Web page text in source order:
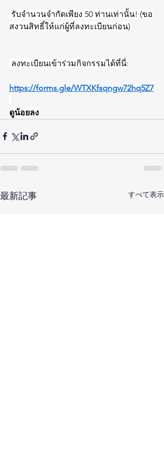
สงวนสิทธิ์ให้แก่ผู้ที่ลงทะเบียนก่อน)
ลงทะเบียนเข้าร่วมกิจกรรมได้ที่นี่:
https://forms.gle/WTXKfsqngw72hq5Z7
ดูน้อยลง
最新記事 すべて表示